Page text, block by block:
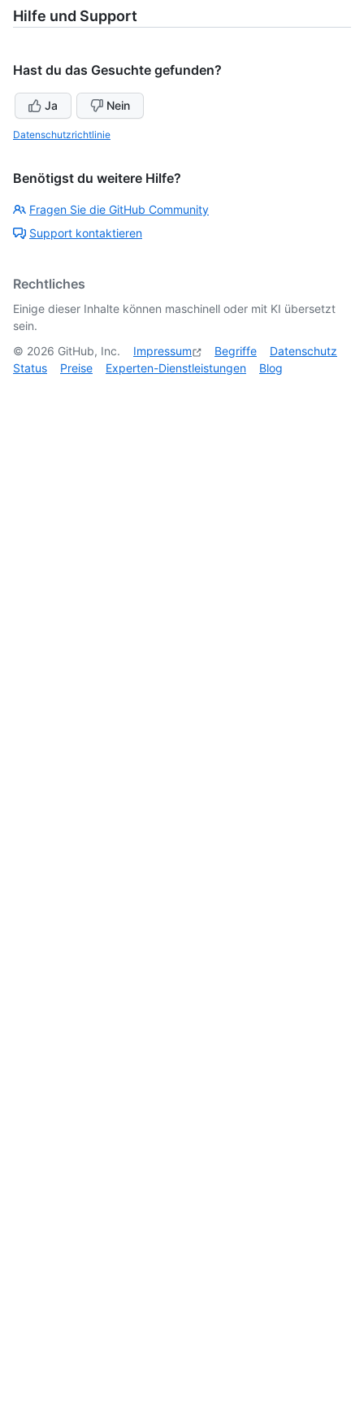
Hilfe und Support
Hast du das Gesuchte gefunden?
Ja Nein
Datenschutzrichtlinie
Benötigst du weitere Hilfe?
Fragen Sie die GitHub Community
Support kontaktieren
Rechtliches
Einige dieser Inhalte können maschinell oder mit KI übersetzt
sein.
© 2026 GitHub, Inc. Impressum Begriffe
Datenschutz
Status
Preise Experten-Dienstleistungen Blog